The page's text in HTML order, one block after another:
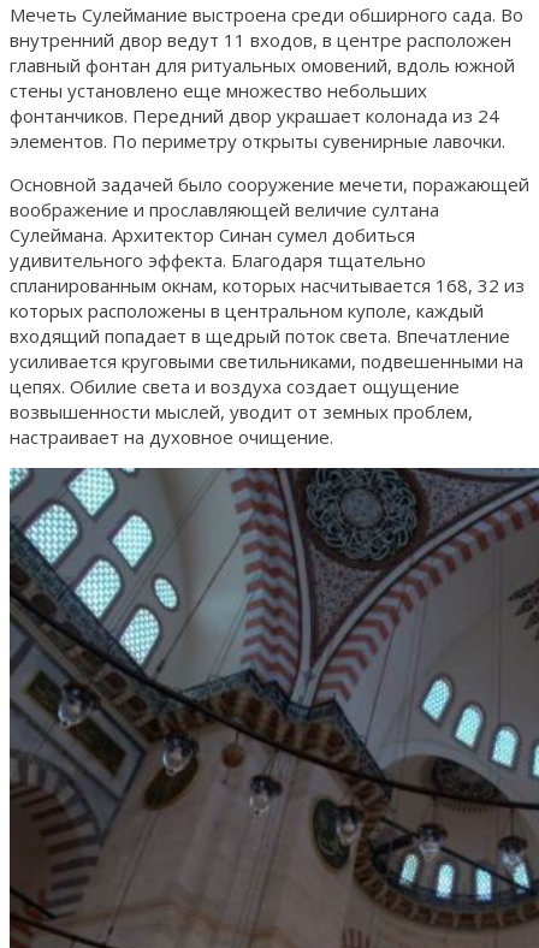
Мечеть Сулеймание выстроена среди обширного сада. Во
внутренний двор ведут 11 входов, в центре расположен
главный фонтан для ритуальных омовений, вдоль южной
стены установлено еще множество небольших
фонтанчиков. Передний двор украшает колонада из 24
элементов. По периметру открыты сувенирные лавочки.
Основной задачей было сооружение мечети, поражающей
воображение и прославляющей величие султана
Сулеймана. Архитектор Синан сумел добиться
удивительного эффекта. Благодаря тщательно
спланированным окнам, которых насчитывается 168, 32 из
которых расположены в центральном куполе, каждый
входящий попадает в щедрый поток света. Впечатление
усиливается круговыми светильниками, подвешенными на
цепях. Обилие света и воздуха создает ощущение
возвышенности мыслей, уводит от земных проблем,
настраивает на духовное очищение.